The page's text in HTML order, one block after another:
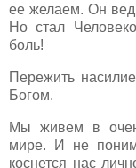
ее желаем. Он
Но стал
боль!
Пережить
Богом.
Мы живем в
мире. И не
коснется нас